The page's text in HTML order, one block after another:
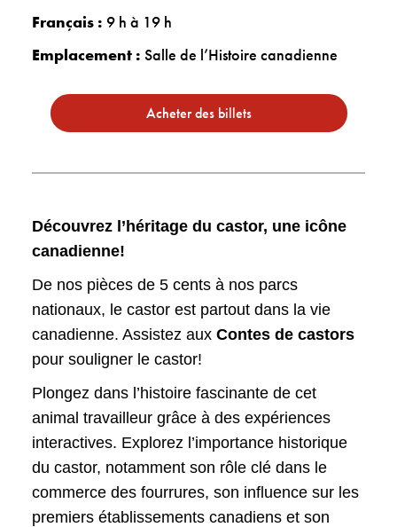
Français : 9 h à 19 h
Emplacement : Salle de l’Histoire canadienne
Acheter des billets
Découvrez l’héritage du castor, une icône
canadienne!
De nos pièces de 5 cents à nos parcs
nationaux, le castor est partout dans la vie
canadienne. Assistez aux Contes de castors
pour souligner le castor!
Plongez dans l’histoire fascinante de cet
animal travailleur grâce à des expériences
interactives. Explorez l’importance historique
du castor, notamment son rôle clé dans le
commerce des fourrures, son influence sur les
premiers établissements canadiens et son